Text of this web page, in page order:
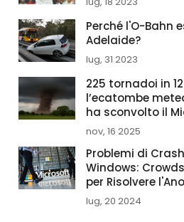
Perché l'O-Bahn
Adelaide?
lug, 31 2023
225 tornadoi in
l’ecatombe
ha sconvolto il
nov, 16 2025
Problemi di
Windows:
per Risolvere
lug, 20 2024